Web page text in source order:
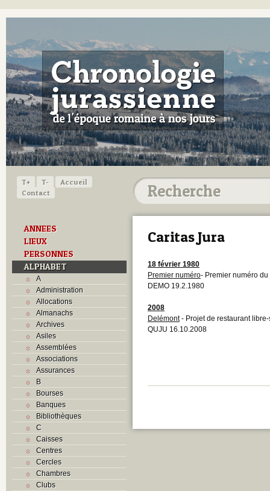
T+ T-
Accueil
Contact
ANNEES
LIEUX
PERSONNES
ALPHABET
A
Administration
Allocations
Almanachs
Archives
Asiles
Assemblées
Associations
Assurances
B
Bourses
Banques
Bibliothèques
C
Caisses
Centres
Cercles
Chambres
Clubs
Caritas Jura
18 février 1980
Premier numéro- Premier numéro
DEMO 19.2.1980
2008
Delémont- Projet de restaurant
QUJU 16.10.2008